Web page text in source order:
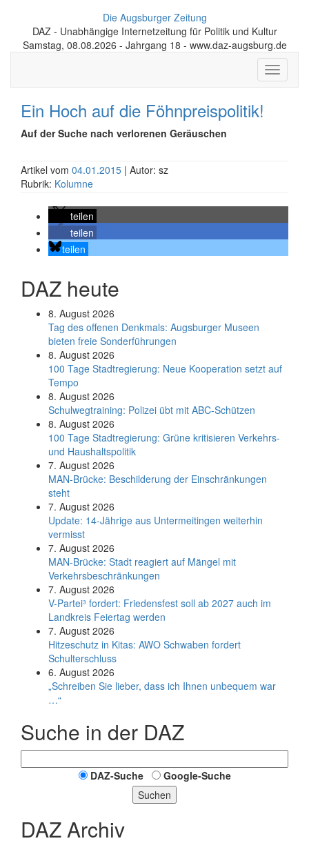
Die Augsburger Zeitung
DAZ - Unabhängige Internetzeitung für Politik und Kultur
Samstag, 08.08.2026 - Jahrgang 18 - www.daz-augsburg.de
Toggle
Ein Hoch auf die Föhnpreispolitik!
Auf der Suche nach verlorenen Geräuschen
Artikel vom 04.01.2015 | Autor: sz
Rubrik: Kolumne
teilen
teilen
teilen
DAZ heute
8. August 2026
Tag des offenen Denkmals: Augsburger Museen
bieten freie Sonderführungen
8. August 2026
100 Tage Stadtregierung: Neue Kooperation setzt auf
Tempo
8. August 2026
Schul­weg­trai­ning: Poli­zei übt mit ABC-Schüt­zen
8. August 2026
100 Tage Stadtregierung: Grüne kritisieren Verkehrs-
und Haushaltspolitik
7. August 2026
MAN-Brücke: Beschilderung der Einschränkungen
steht
7. August 2026
Update: 14-Jährige aus Untermeitingen weiterhin
vermisst
7. August 2026
MAN-Brücke: Stadt reagiert auf Mängel mit
Verkehrsbeschränkungen
7. August 2026
V-Partei­³ fordert: Friedens­fest soll ab 2027 auch im
Land­kreis Feier­tag werden
7. August 2026
Hitzeschutz in Kitas: AWO Schwaben fordert
Schulterschluss
6. August 2026
„Schreiben Sie lieber, dass ich Ihnen unbequem war
…“
Suche in der DAZ
DAZ-Suche
Google-Suche
Suchen
DAZ Archiv